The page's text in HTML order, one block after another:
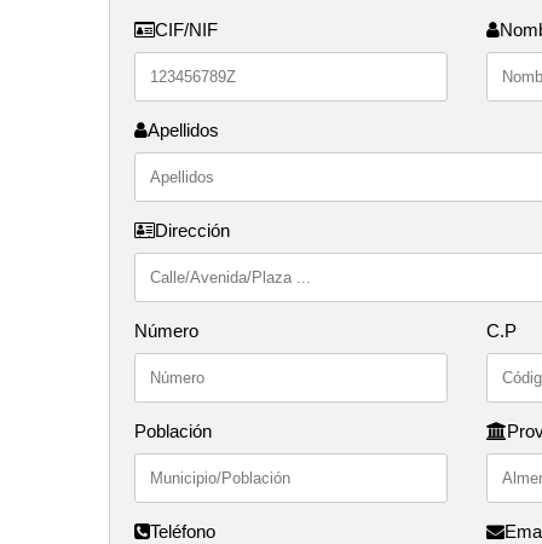
CIF/NIF
Apellidos
Dirección
Número C.P
Población
Teléfono